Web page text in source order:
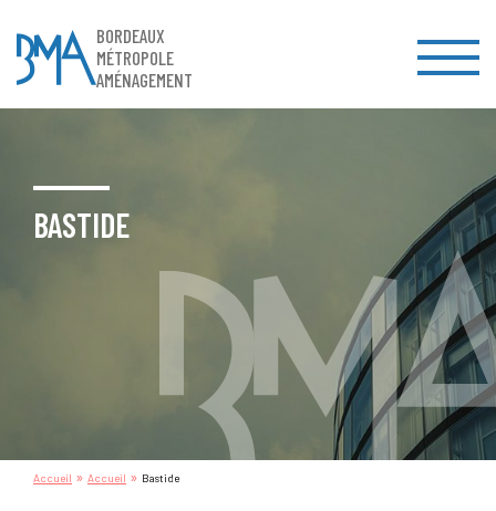
BORDEAUX
MÉTROPOLE
AMÉNAGEMENT
BASTIDE
Accueil » Accueil » Bastide